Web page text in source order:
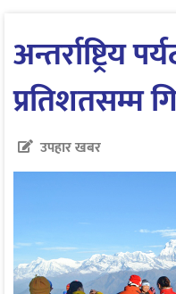
अन्तर्राष्ट्रिय
प्रतिशतसम्म
उपहार खबर